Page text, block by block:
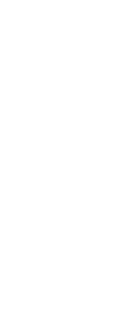
Preis
€ 299,00